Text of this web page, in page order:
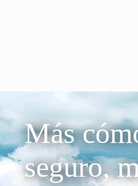
Más
seguro,